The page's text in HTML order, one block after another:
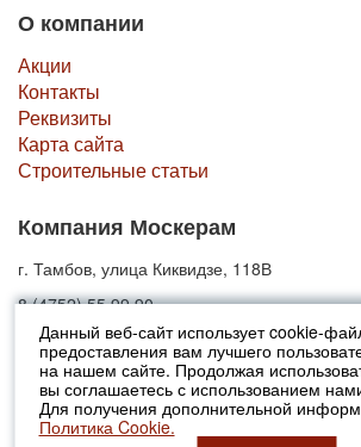
Данный веб-сайт использует cookie-
предоставления вам лучшего
на нашем сайте. Продолжая
вы соглашаетесь с использованием
Для получения дополнительной
Политика Cookie.
О компании
Акции
Контакты
Реквизиты
Карта сайта
Строительные статьи
Компания Москерам
г. Тамбов, улица Киквидзе, 118В
8 (4752) 55 99 90
© 2010-2026 Москерам
Указанные на сайте цены не являются
РФ).
Стоимость и наличие товара просьба уточнять в